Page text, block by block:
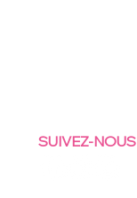
SUIVEZ-NOUS